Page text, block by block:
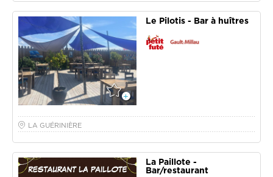
Le Pilotis - Bar à huîtres
LA GUÉRINIÈRE
La Paillote -
Bar/restaurant